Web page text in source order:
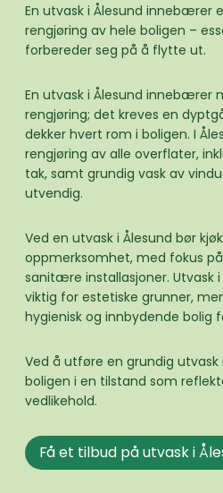
En utvask i Ålesund innebærer
rengjøring av hele boligen –
forbereder seg på å flytte ut.
En utvask i Ålesund innebærer
rengjøring; det kreves en
dekker hvert rom i boligen. I
rengjøring av alle overflater,
tak, samt grundig vask av
utvendig.
Ved en utvask i Ålesund bør
oppmerksomhet, med fokus
sanitære installasjoner. Utvask i
viktig for estetiske grunner,
hygienisk og innbydende bolig
Ved å utføre en grundig
boligen i en tilstand som
vedlikehold.
Få et tilbud på utvask i